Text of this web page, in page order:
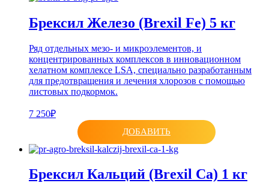
Брексил Железо (Brexil Fe) 5 кг
Ряд отдельных мезо- и микроэлементов, и
концентрированных комплексов в инновационном
хелатном комплексе LSA, специально разработанным
для предотвращения и лечения хлорозов с помощью
листовых подкормок.
7 250₽
ДОБАВИТЬ
Брексил Кальций (Brexil Ca) 1 кг